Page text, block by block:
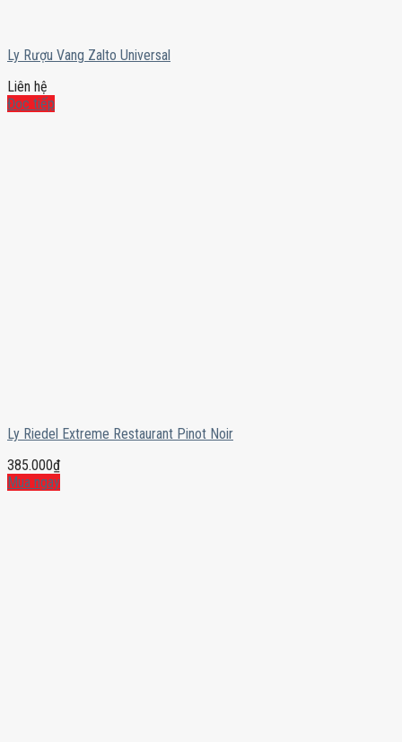
Ly Rượu Vang Zalto Universal
Liên hệ
Đọc tiếp
Ly Riedel Extreme Restaurant Pinot Noir
385.000₫
Mua ngay